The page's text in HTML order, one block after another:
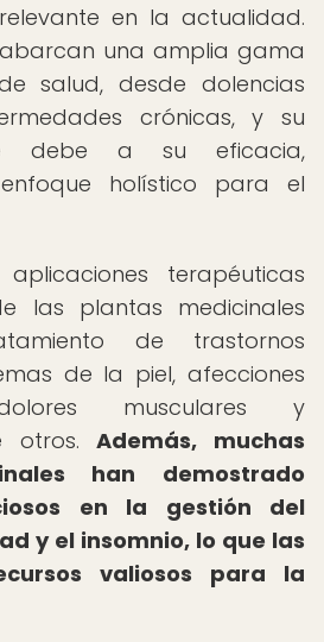
en la actualidad.
una amplia gama
salud, desde dolencias
crónicas, y su
debe a su eficacia,
holístico para el
terapéuticas
las plantas medicinales
de trastornos
de la piel, afecciones
musculares y
otros.Además, muchas
han demostrado
en la gestión del
y el insomnio, lo que las
valiosos para la